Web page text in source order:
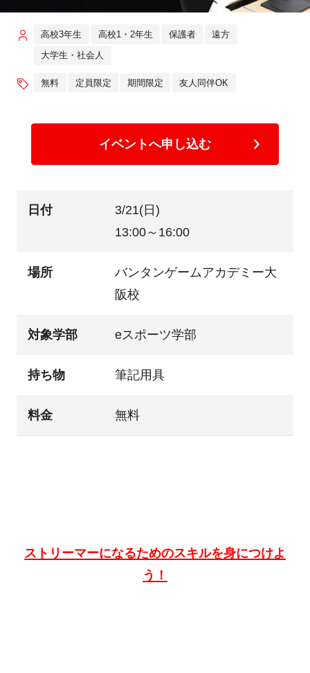
高校3年生 高校1・2年生 保護者 遠方
大学生・社会人
無料 定員限定 期間限定 友人同伴OK
イベントへ申し込む
日付
3/21(日)
13:00～16:00
場所
バンタンゲームアカデミー大
阪校
対象学部 eスポーツ学部
持ち物 筆記用具
料金 無料
ストリーマーになるためのスキルを身につけよ
う！